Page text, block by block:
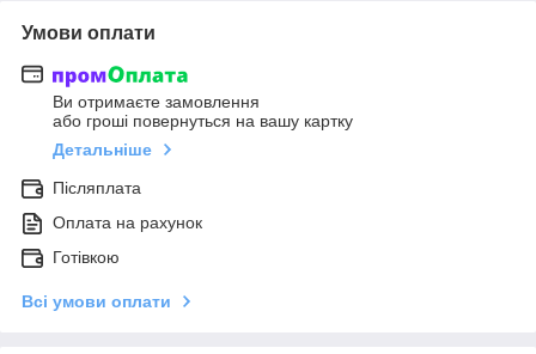
Умови оплати
Ви отримаєте замовлення
або гроші повернуться на вашу картку
Детальніше
Післяплата
Оплата на рахунок
Готівкою
Всі умови оплати